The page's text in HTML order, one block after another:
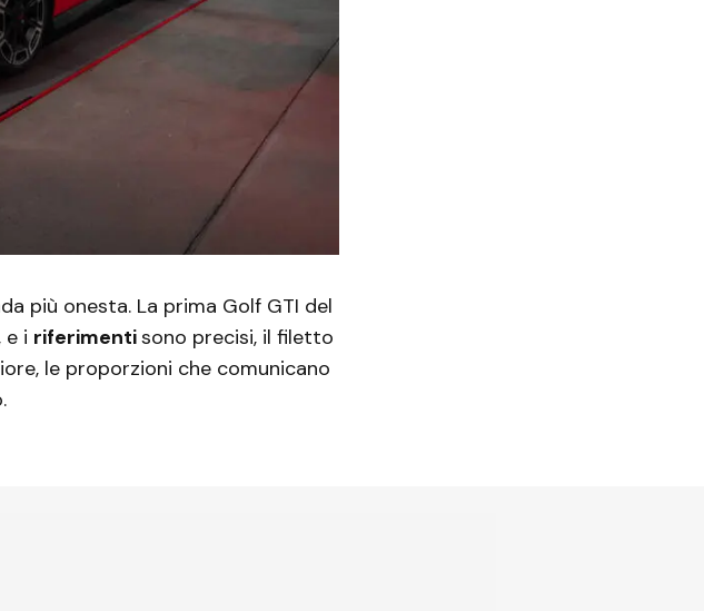
più onesta. La prima Golf GTI del
i riferimentisono precisi, il filetto
le proporzioni che comunicano